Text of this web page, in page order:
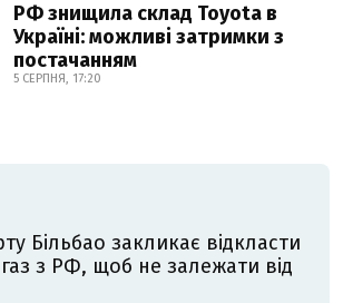
РФ знищила склад Toyota в
Україні: можливі затримки з
постачанням
5 СЕРПНЯ, 17:20
Більбао закликає відкласти
з РФ, щоб не залежати від